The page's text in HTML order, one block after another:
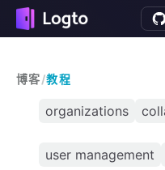
博客/教程
organizations
user management